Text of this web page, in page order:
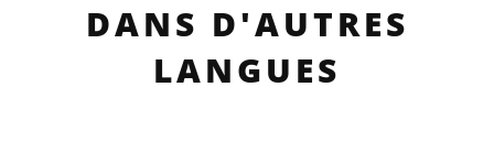
DANS D'AUTRES
LANGUES